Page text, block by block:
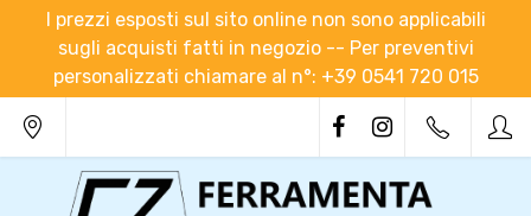
I prezzi esposti sul sito online non sono applicabili
sugli acquisti fatti in negozio -- Per preventivi
personalizzati chiamare al n°: +39 0541 720 015